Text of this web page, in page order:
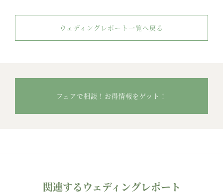
ウェディングレポート一覧へ戻る
フェアで相談！お得情報をゲット！
関連するウェディングレポート